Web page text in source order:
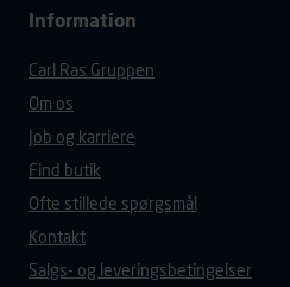
Information
Carl Ras Gruppen
Om os
Job og karriere
Find butik
Ofte stillede spørgsmål
Kontakt
Salgs- og leveringsbetingelser